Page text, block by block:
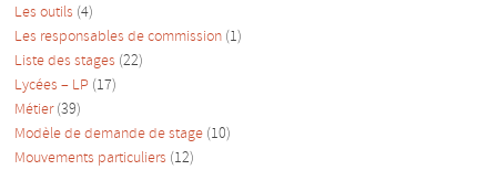
Les outils (4)
Les responsables de commission (1)
Liste des stages (22)
Lycées – LP (17)
Métier(39)
Modèle de demande de stage (10)
Mouvements particuliers (12)